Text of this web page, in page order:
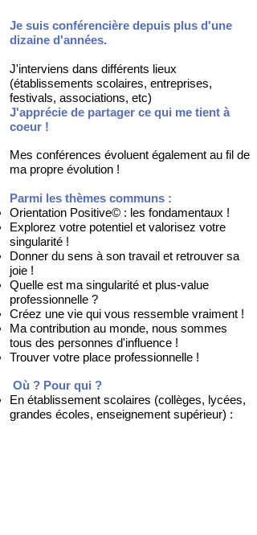
Je suis conférencière depuis plus d'une
dizaine d'années.
J'interviens dans différents lieux
(établissements scolaires, entreprises,
festivals, associations, etc)
J'apprécie de partager ce qui me tient à
coeur !
Mes conférences évoluent également au fil de
ma propre évolution !
Parmi les thèmes communs :
Orientation Positive© : les fondamentaux !
Explorez votre potentiel et valorisez votre
singularité !
Donner du sens à son travail et retrouver sa
joie !
Quelle est ma singularité et plus-value
professionnelle ?
Créez une vie qui vous ressemble vraiment !
Ma contribution au monde, nous sommes
tous des personnes d'influence !
Trouver votre place professionnelle !
Où ? Pour qui ?
En établissement scolaires (collèges, lycées,
grandes écoles, enseignement supérieur) :